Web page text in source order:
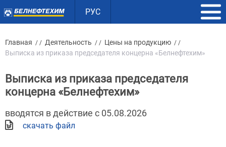
РУС
Главная / / Деятельность / / Цены на продукцию / /
Выписка из приказа председателя концерна «Белнефтехим»
Выписка из приказа председателя
концерна «Белнефтехим»
вводятся в действие с 05.08.2026
скачать файл